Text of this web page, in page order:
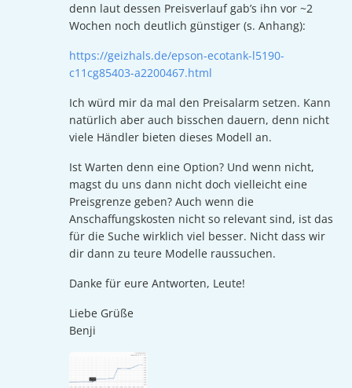
denn laut dessen Preisverlauf gab’s ihn vor ~2
Wochen noch deutlich günstiger (s. Anhang):
https://geizhals.de/epson-ecotank-l5190-
c11cg85403-a2200467.html
Ich würd mir da mal den Preisalarm setzen. Kann
natürlich aber auch bisschen dauern, denn nicht
viele Händler bieten dieses Modell an.
Ist Warten denn eine Option? Und wenn nicht,
magst du uns dann nicht doch vielleicht eine
Preisgrenze geben? Auch wenn die
Anschaffungskosten nicht so relevant sind, ist das
für die Suche wirklich viel besser. Nicht dass wir
dir dann zu teure Modelle raussuchen.
Danke für eure Antworten, Leute!
Liebe Grüße
Benji